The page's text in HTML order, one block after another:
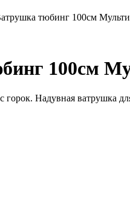
тюбинг 100см
100см
Надувная ватрушка